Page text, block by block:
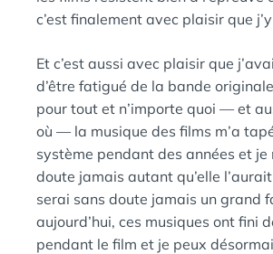
c’est finalement avec plaisir que
Et c’est aussi avec plaisir que
d’être fatigué de la bande
pour tout et n’importe quoi — et
où — la musique des films m’a
système pendant des années et je
doute jamais autant qu’elle l’aurait
serai sans doute jamais un grand
aujourd’hui, ces musiques ont fini
pendant le film et je peux